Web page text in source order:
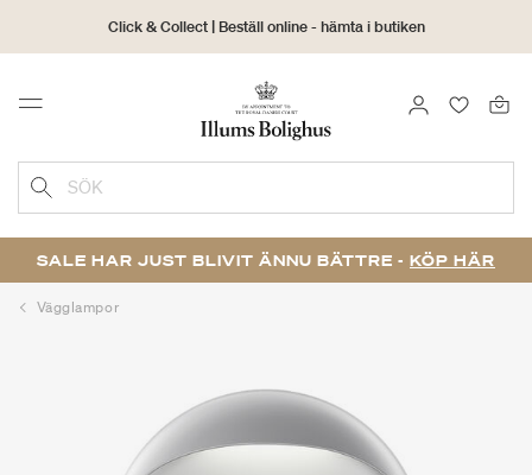
Click & Collect | Beställ online - hämta i butiken
30 dagars returrätt
Menu LOGGA IN
SÖK
SALE HAR JUST BLIVIT ÄNNU BÄTTRE - KÖP HÄR
Vägglampor